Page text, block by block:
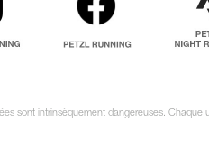
sont intrinsèquement dangereuses.